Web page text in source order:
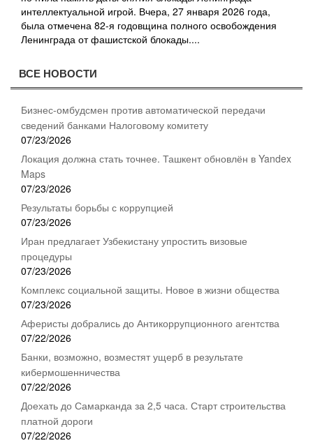
интеллектуальной игрой. Вчера, 27 января 2026 года,
была отмечена 82-я годовщина полного освобождения
Ленинграда от фашистской блокады....
ВСЕ НОВОСТИ
Бизнес-омбудсмен против автоматической передачи
сведений банками Налоговому комитету
07/23/2026
Локация должна стать точнее. Ташкент обновлён в Yandex
Maps
07/23/2026
Результаты борьбы с коррупцией
07/23/2026
Иран предлагает Узбекистану упростить визовые
процедуры
07/23/2026
Комплекс социальной защиты. Новое в жизни общества
07/23/2026
Аферисты добрались до Антикоррупционного агентства
07/22/2026
Банки, возможно, возместят ущерб в результате
кибермошенничества
07/22/2026
Доехать до Самарканда за 2,5 часа. Старт строительства
платной дороги
07/22/2026